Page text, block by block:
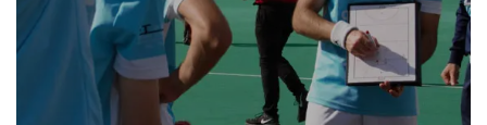
Calcio a 5 femminile, ecco le 11 rivali della Lazio
21 anni senza Bomber Fiorini: nostalgia!
Elite, ecco il calendario del girone di andata